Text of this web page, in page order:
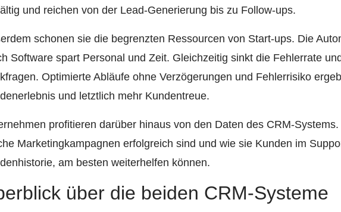
und reichen von der Lead-Generierung bis zu Follow-ups.
schonen sie die begrenzten Ressourcen von Start-ups. Die
Software spart Personal und Zeit. Gleichzeitig sinkt die Fehlerrate
Optimierte Abläufe ohne Verzögerungen und Fehlerrisiko
und letztlich mehr Kundentreue.
profitieren darüber hinaus von den Daten des CRM-
Marketingkampagnen erfolgreich sind und wie sie Kunden im
am besten weiterhelfen können.
über die beiden CRM-Systeme